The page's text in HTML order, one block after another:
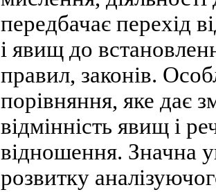
передбачає перехід
і явищ до
правил, законів.
порівняння, яке дає
відмінність явищ і
відношення. Значна
розвитку